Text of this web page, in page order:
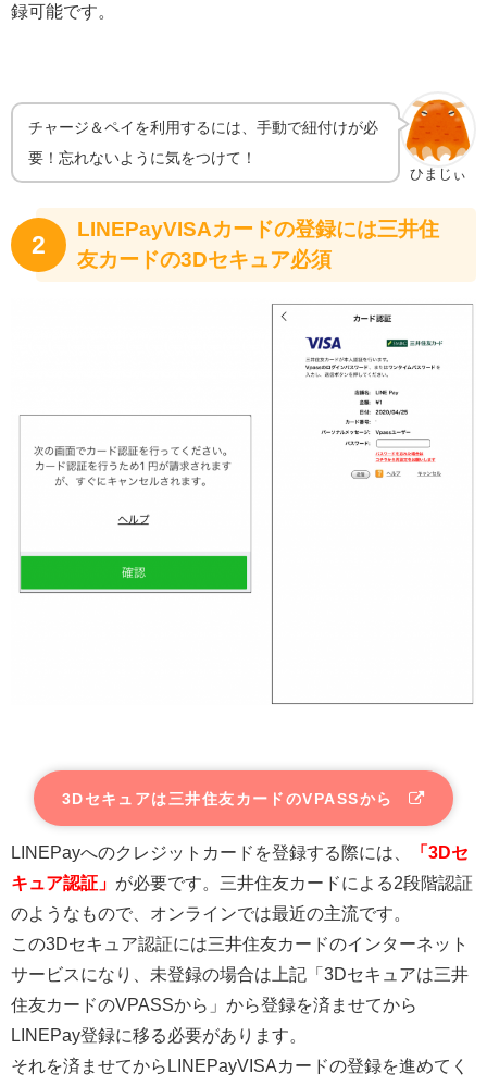
録可能です。
ひまじぃ
チャージ＆ペイを利用するには、手動で紐付けが必
要！忘れないように気をつけて！
2
LINEPayVISAカードの登録には三井住
友カードの3Dセキュア必須
3Dセキュアは三井住友カードのVPASSから
LINEPayへのクレジットカードを登録する際には、
「3Dセ
キュア認証」 が必要です。三井住友カードによる2段階認証
のようなもので、オンラインでは最近の主流です。
この3Dセキュア認証には三井住友カードのインターネット
サービスになり、未登録の場合は上記「3Dセキュアは三井
住友カードのVPASSから」から登録を済ませてから
LINEPay登録に移る必要があります。
それを済ませてからLINEPayVISAカードの登録を進めてく